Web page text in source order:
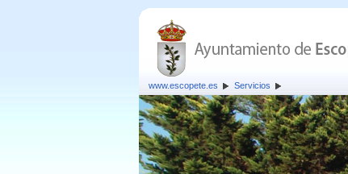
www.escopete.es Servicios